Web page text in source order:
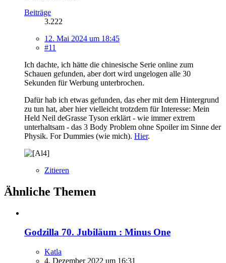
Beiträge
3.222
12. Mai 2024 um 18:45
#11
Ich dachte, ich hätte die chinesische Serie online zum
Schauen gefunden, aber dort wird ungelogen alle 30
Sekunden für Werbung unterbrochen.
Dafür hab ich etwas gefunden, das eher mit dem Hintergrund
zu tun hat, aber hier vielleicht trotzdem für Interesse: Mein
Held Neil deGrasse Tyson erklärt - wie immer extrem
unterhaltsam - das 3 Body Problem ohne Spoiler im Sinne der
Physik. For Dummies (wie mich). Hier.
Zitieren
Ähnliche Themen
Godzilla 70. Jubiläum : Minus One
Katla
4. Dezember 2022 um 16:31